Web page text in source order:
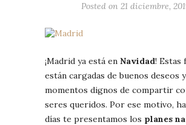
Posted on 21 diciembre,
¡Madrid ya está en Navidad! Estas
están cargadas de buenos deseos y
momentos dignos de compartir
seres queridos. Por ese motivo,
días te presentamos los planes